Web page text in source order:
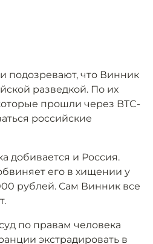
подозревают, что Винник
разведкой. По их
прошли через BTC-
российские
добивается и Россия.
его в хищении у
рублей. Сам Винник все
по правам человека
экстрадировать в